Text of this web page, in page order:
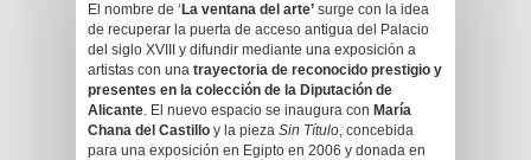
El nombre de ‘ La ventana del arte’ surge con la idea
de recuperar la puerta de acceso antigua del Palacio
del siglo XVIII y difundir mediante una exposición a
artistas con una trayectoria de reconocido prestigio y
presentes en la colección de la Diputación de
Alicante. El nuevo espacio se inaugura con María
Chana del Castillo y la pieza Sin Título, concebida
para una exposición en Egipto en 2006 y donada en